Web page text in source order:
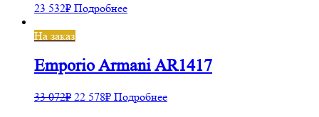
23 532₽ Подробнее
На заказ
Emporio Armani AR1417
33 072₽ 22 578₽ Подробнее